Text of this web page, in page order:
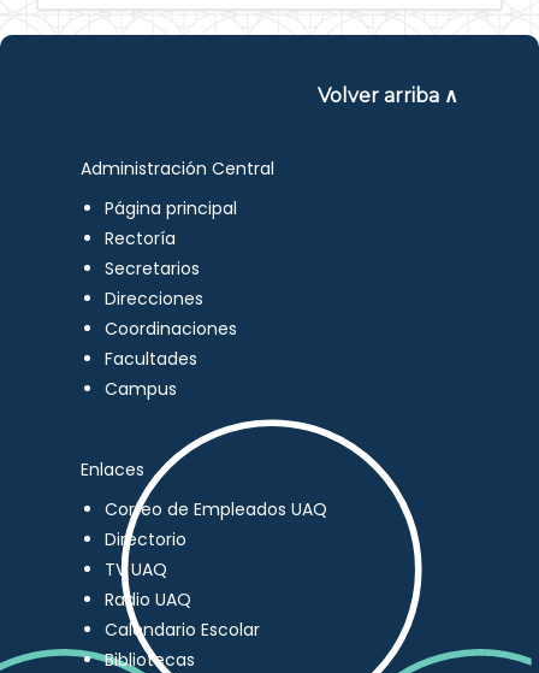
Volver arriba ∧
Administración Central
Página principal
Rectoría
Secretarios
Direcciones
Coordinaciones
Facultades
Campus
Enlaces
Correo de Empleados UAQ
Directorio
TV UAQ
Radio UAQ
Calendario Escolar
Bibliotecas